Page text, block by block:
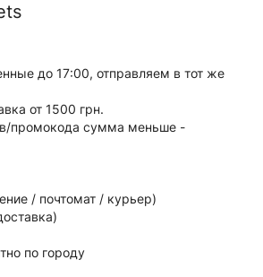
до 17:00, отправляем в тот же
от 1500 грн.
промокода сумма меньше -
/ почтомат / курьер)
по городу